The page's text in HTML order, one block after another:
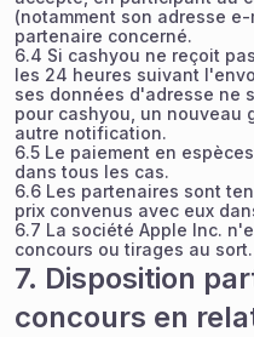
(notamment son adresse
partenaire concerné.
6.4 Si cashyou ne reçoit
les 24 heures suivant
ses données d'adresse ne
pour cashyou, un nouveau
autre notification.
6.5 Le paiement en
dans tous les cas.
6.6 Les partenaires sont
prix convenus avec eux
6.7 La société Apple Inc.
concours ou tirages au sort.
7. Disposition
concours en